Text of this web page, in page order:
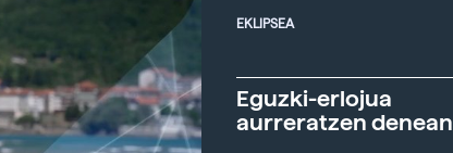
EKLIPSEA
Eguzki-erlojua
aurreratzen denean